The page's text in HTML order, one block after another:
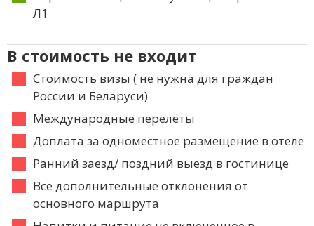
Л1
В стоимость не входит
Стоимость визы ( не нужна для граждан
России и Беларуси)
Международные перелёты
Доплата за одноместное размещение в отеле
Ранний заезд/ поздний выезд в гостинице
Все дополнительные отклонения от
основного маршрута